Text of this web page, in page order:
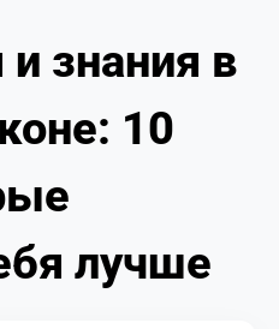
знания в
10
лучше